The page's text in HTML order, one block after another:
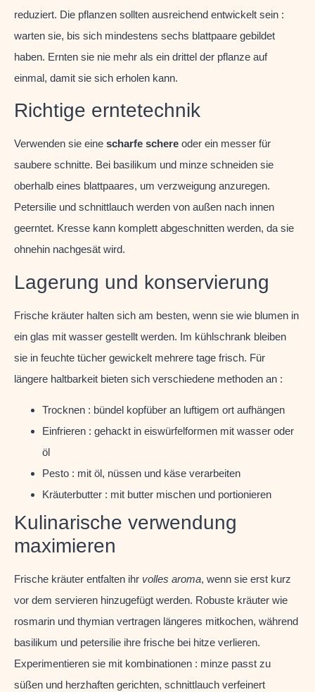
reduziert. Die pflanzen sollten ausreichend entwickelt sein :
warten sie, bis sich mindestens sechs blattpaare gebildet
haben. Ernten sie nie mehr als ein drittel der pflanze auf
einmal, damit sie sich erholen kann.
Richtige erntetechnik
Verwenden sie eine scharfe schere oder ein messer für
saubere schnitte. Bei basilikum und minze schneiden sie
oberhalb eines blattpaares, um verzweigung anzuregen.
Petersilie und schnittlauch werden von außen nach innen
geerntet. Kresse kann komplett abgeschnitten werden, da sie
ohnehin nachgesät wird.
Lagerung und konservierung
Frische kräuter halten sich am besten, wenn sie wie blumen in
ein glas mit wasser gestellt werden. Im kühlschrank bleiben
sie in feuchte tücher gewickelt mehrere tage frisch. Für
längere haltbarkeit bieten sich verschiedene methoden an :
Trocknen : bündel kopfüber an luftigem ort aufhängen
Einfrieren : gehackt in eiswürfelformen mit wasser oder
öl
Pesto : mit öl, nüssen und käse verarbeiten
Kräuterbutter : mit butter mischen und portionieren
Kulinarische verwendung
maximieren
Frische kräuter entfalten ihr volles aroma, wenn sie erst kurz
vor dem servieren hinzugefügt werden. Robuste kräuter wie
rosmarin und thymian vertragen längeres mitkochen, während
basilikum und petersilie ihre frische bei hitze verlieren.
Experimentieren sie mit kombinationen : minze passt zu
süßen und herzhaften gerichten, schnittlauch verfeinert